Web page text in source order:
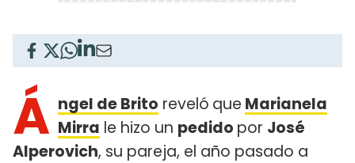
Á ngel de Brito reveló que Marianela
Mirra le hizo un pedido por José
Alperovich, su pareja, el año pasado a